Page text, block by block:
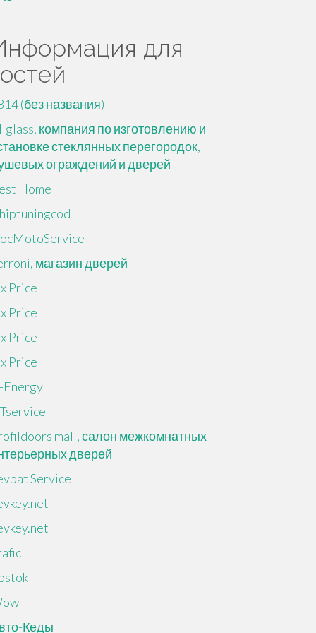
для
(без названия)
компания по изготовлению и
стеклянных перегородок,
ограждений и дверей
Home
магазин дверей
Price
Price
Price
Price
Energy
mall, салон межкомнатных
дверей
Service
Кеды